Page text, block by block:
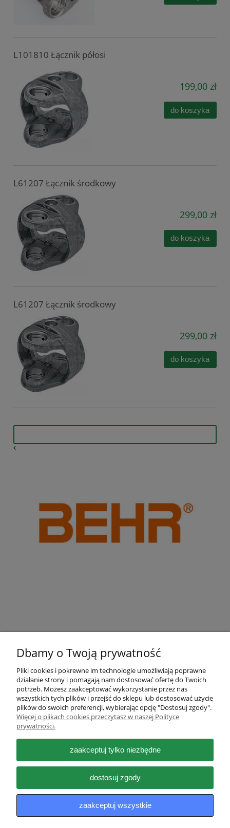
L101810 Łącznik półosi
199,00 zł
do koszyka
L61207 Łącznik środkowy
299,00 zł
do koszyka
L61207 Łącznik środkowy
299,00 zł
do koszyka
Pomoc
Moje konto
Płatności i dostawa
Informacje
O nas
Dbamy o Twoją prywatność
Pliki cookies i pokrewne im technologie umożliwiają poprawne
działanie strony i pomagają nam dostosować ofertę do Twoich
potrzeb. Możesz zaakceptować wykorzystanie przez nas
wszystkich tych plików i przejść do sklepu lub dostosować użycie
plików do swoich preferencji, wybierając opcję "Dostosuj zgody".
Więcej o plikach cookies przeczytasz w naszej Polityce
prywatności.
zaakceptuj tylko niezbędne
dostosuj zgody
zaakceptuj wszystkie